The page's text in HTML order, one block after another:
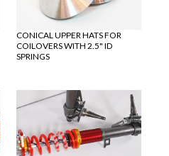
CONICAL UPPER HATS FOR
COILOVERS WITH 2.5" ID
SPRINGS